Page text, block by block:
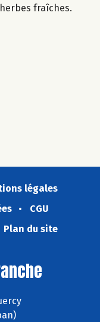
fraîches.
légales
CGU
Plan du site